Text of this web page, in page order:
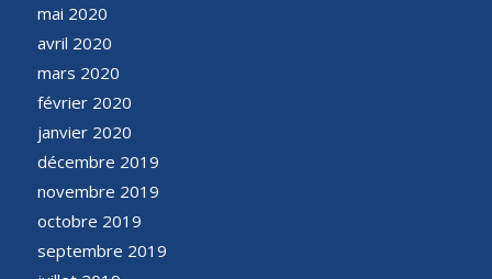
mai 2020
avril 2020
mars 2020
février 2020
janvier 2020
décembre 2019
novembre 2019
octobre 2019
septembre 2019